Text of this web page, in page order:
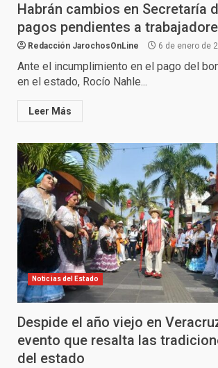
Habrán cambios en Secretaría
pagos pendientes a
Redacción JarochosOnLine 6 de enero de
Ante el incumplimiento en el pago del
en el estado, Rocío Nahle...
Leer Más
Noticias del Estado
Despide el año viejo en
evento que resalta las
del estado